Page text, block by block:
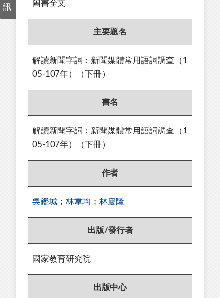
訊
圖書全文
主要題名
解讀新聞字詞：新聞媒體常用語詞調查（1
05-107年）（下冊）
書名
解讀新聞字詞：新聞媒體常用語詞調查（1
05-107年）（下冊）
作者
吳鑑城 ； 林韋均 ； 林慶隆
出版/發行者
國家教育研究院
出版中心